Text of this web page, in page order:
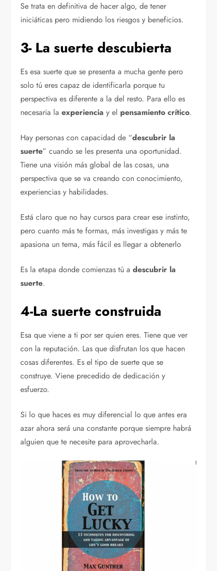
Se trata en definitiva de hacer algo, de tener
iniciáticas pero midiendo los riesgos y beneficios.
3- La suerte descubierta
Es esa suerte que se presenta a mucha gente pero
solo tú eres capaz de identificarla porque tu
perspectiva es diferente a la del resto. Para ello es
necesaria laexperiencia y el pensamiento crítico.
Hay personas con capacidad de “descubrir la
suerte” cuando se les presenta una oportunidad.
Tiene una visión más global de las cosas, una
perspectiva que se va creando con conocimiento,
experiencias y habilidades.
Está claro que no hay cursos para crear ese instinto,
pero cuanto más te formas, más investigas y más te
apasiona un tema, más fácil es llegar a obtenerlo
Es la etapa donde comienzas tú adescubrir la
suerte.
4-La suerte construida
Esa que viene a ti por ser quien eres. Tiene que ver
con la reputación. Las que disfrutan los que hacen
cosas diferentes. Es el tipo de suerte que se
construye. Viene precedido de dedicación y
esfuerzo.
Si lo que haces es muy diferencial lo que antes era
azar ahora será una constante porque siempre habrá
alguien que te necesite para aprovecharla.